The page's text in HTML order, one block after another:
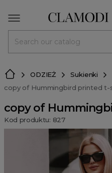
ODZIEŻ
Sukienki
copy of Hummingbird printed t-
copy of
Kod produktu: 827